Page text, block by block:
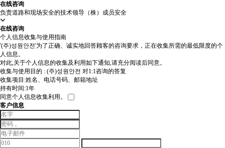
在线咨询
负责道路和现场安全的技术领导（株）成员安全
在线咨询
个人信息收集与使用指南
'(주)성원안전'为了正确、诚实地回答顾客的咨询要求，正在收集所需的最低限度的个
人信息。
对此,关于个人信息的收集及利用如下通知,请充分阅读后同意。
收集与使用目的 : (주)성원안전 对1:1咨询的答复
收集项目:姓名、电话号码、邮箱地址
持有时间:1年
同意个人信息收集利用。
客户信息